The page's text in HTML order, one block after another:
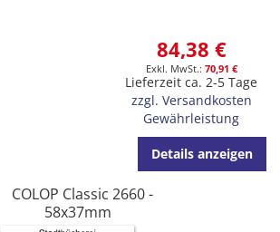
84,38 €
70,91 €
Lieferzeit ca. 2-5 Tage
zzgl. Versandkosten
Gewährleistung
Details anzeigen
COLOP Classic 2660 -
58x37mm